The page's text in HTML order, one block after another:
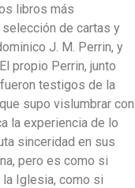
libros más
de cartas y
J. M. Perrin, y
propio Perrin, junto
testigos de la
supo vislumbrar con
la experiencia de lo
sinceridad en sus
pero es como si
Iglesia, como si